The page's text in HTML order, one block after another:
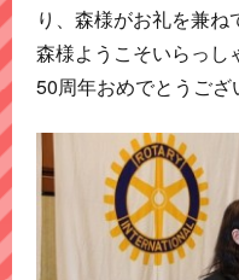
り、森様がお礼を兼ね
森様ようこそいらっし
50周年おめでとうござ